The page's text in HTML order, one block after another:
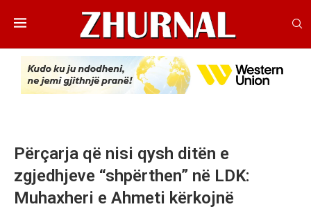
Përçarja që nisi qysh ditën e
zgjedhjeve “shpërthen” në LDK:
Muhaxheri e Ahmeti kërkojnë